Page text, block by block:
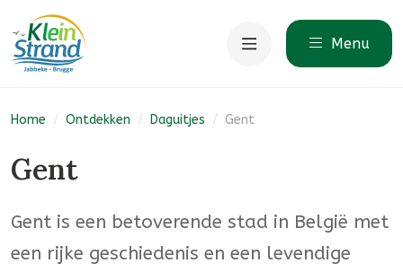
Menu
Home / Ontdekken / Daguitjes / Gent
Gent
Gent is een betoverende stad in België met
een rijke geschiedenis en een levendige